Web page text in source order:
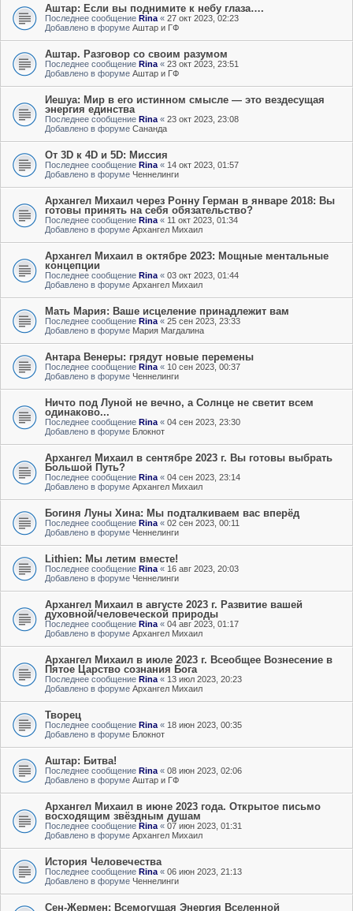
Аштар: Если вы поднимите к небу глаза….
Последнее сообщение Rina « 27 окт 2023, 02:23
Добавлено в форуме Аштар и ГФ
Аштар. Разговор со своим разумом
Последнее сообщение Rina « 23 окт 2023, 23:51
Добавлено в форуме Аштар и ГФ
Иешуа: Мир в его истинном смысле — это вездесущая
энергия единства
Последнее сообщение Rina « 23 окт 2023, 23:08
Добавлено в форуме Сананда
От 3D к 4D и 5D: Миссия
Последнее сообщение Rina « 14 окт 2023, 01:57
Добавлено в форуме Ченнелинги
Архангел Михаил через Ронну Герман в январе 2018: Вы
готовы принять на себя обязательство?
Последнее сообщение Rina « 11 окт 2023, 01:34
Добавлено в форуме Архангел Михаил
Архангел Михаил в октябре 2023: Мощные ментальные
концепции
Последнее сообщение Rina « 03 окт 2023, 01:44
Добавлено в форуме Архангел Михаил
Мать Мария: Ваше исцеление принадлежит вам
Последнее сообщение Rina « 25 сен 2023, 23:33
Добавлено в форуме Мария Магдалина
Антара Венеры: грядут новые перемены
Последнее сообщение Rina « 10 сен 2023, 00:37
Добавлено в форуме Ченнелинги
Ничто под Луной не вечно, а Солнце не светит всем
одинаково...
Последнее сообщение Rina « 04 сен 2023, 23:30
Добавлено в форуме Блокнот
Архангел Михаил в сентябре 2023 г. Вы готовы выбрать
Большой Путь?
Последнее сообщение Rina « 04 сен 2023, 23:14
Добавлено в форуме Архангел Михаил
Богиня Луны Хина: Мы подталкиваем вас вперёд
Последнее сообщение Rina « 02 сен 2023, 00:11
Добавлено в форуме Ченнелинги
Lithien: Мы летим вместе!
Последнее сообщение Rina « 16 авг 2023, 20:03
Добавлено в форуме Ченнелинги
Архангел Михаил в августе 2023 г. Развитие вашей
духовной/человеческой природы
Последнее сообщение Rina « 04 авг 2023, 01:17
Добавлено в форуме Архангел Михаил
Архангел Михаил в июле 2023 г. Всеобщее Вознесение в
Пятое Царство сознания Бога
Последнее сообщение Rina « 13 июл 2023, 20:23
Добавлено в форуме Архангел Михаил
Творец
Последнее сообщение Rina « 18 июн 2023, 00:35
Добавлено в форуме Блокнот
Аштар: Битва!
Последнее сообщение Rina « 08 июн 2023, 02:06
Добавлено в форуме Аштар и ГФ
Архангел Михаил в июне 2023 года. Открытое письмо
восходящим звёздным душам
Последнее сообщение Rina « 07 июн 2023, 01:31
Добавлено в форуме Архангел Михаил
История Человечества
Последнее сообщение Rina « 06 июн 2023, 21:13
Добавлено в форуме Ченнелинги
Сен-Жермен: Всемогущая Энергия Вселенной